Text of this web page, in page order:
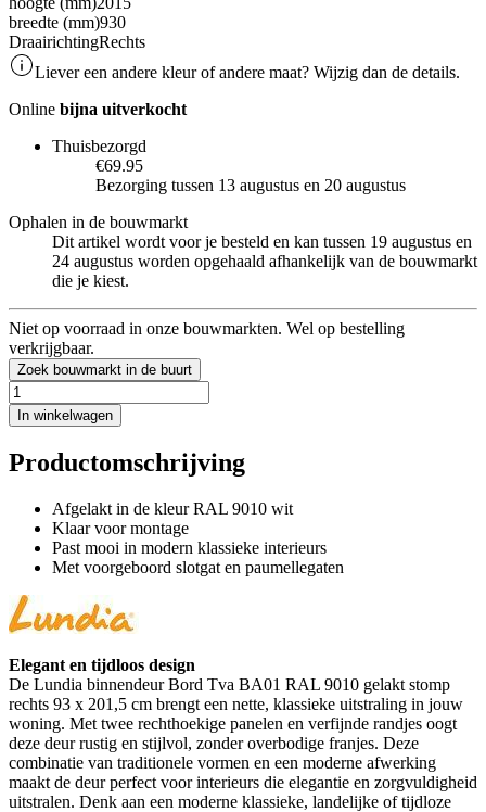
breedte (mm)930
DraairichtingRechts
Liever een andere kleur of andere maat? Wijzig dan de details.
Online bijna uitverkocht
Thuisbezorgd
€69.95
Bezorging tussen 13 augustus en 20 augustus
Ophalen in de bouwmarkt
Dit artikel wordt voor je besteld en kan tussen 19 augustus en
24 augustus worden opgehaald afhankelijk van de bouwmarkt
die je kiest.
Niet op voorraad in onze bouwmarkten. Wel op bestelling
verkrijgbaar.
Zoek bouwmarkt in de buurt
In winkelwagen
Productomschrijving
Afgelakt in de kleur RAL 9010 wit
Klaar voor montage
Past mooi in modern klassieke interieurs
Met voorgeboord slotgat en paumellegaten
Elegant en tijdloos design
De Lundia binnendeur Bord Tva BA01 RAL 9010 gelakt stomp
rechts 93 x 201,5 cm brengt een nette, klassieke uitstraling in jouw
woning. Met twee rechthoekige panelen en verfijnde randjes oogt
deze deur rustig en stijlvol, zonder overbodige franjes. Deze
combinatie van traditionele vormen en een moderne afwerking
maakt de deur perfect voor interieurs die elegantie en zorgvuldigheid
uitstralen. Denk aan een moderne klassieke, landelijke of tijdloze